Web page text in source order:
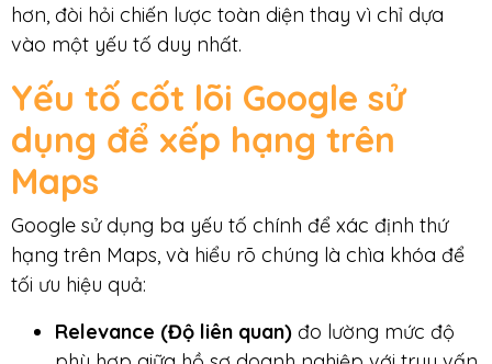
hơn, đòi hỏi chiến lược toàn diện thay vì chỉ dựa
vào một yếu tố duy nhất.
Yếu tố cốt lõi Google sử
dụng để xếp hạng trên
Maps
Google sử dụng ba yếu tố chính để xác định thứ
hạng trên Maps, và hiểu rõ chúng là chìa khóa để
tối ưu hiệu quả:
Relevance (Độ liên quan) đo lường mức độ